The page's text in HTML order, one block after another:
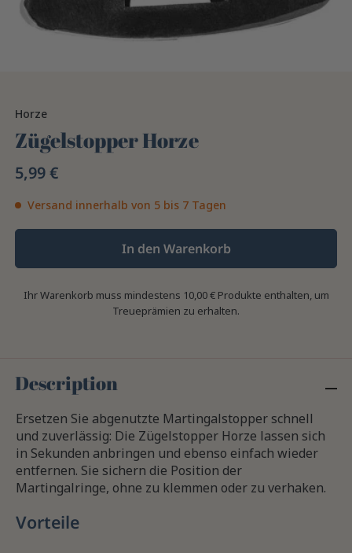
Horze
Zügelstopper Horze
5,99 €
Versand innerhalb von 5 bis 7 Tagen
In den Warenkorb
Ihr Warenkorb muss mindestens 10,00 € Produkte enthalten, um
Treueprämien zu erhalten.
Description
Ersetzen Sie abgenutzte Martingalstopper schnell
und zuverlässig: Die Zügelstopper Horze lassen sich
in Sekunden anbringen und ebenso einfach wieder
entfernen. Sie sichern die Position der
Martingalringe, ohne zu klemmen oder zu verhaken.
Vorteile